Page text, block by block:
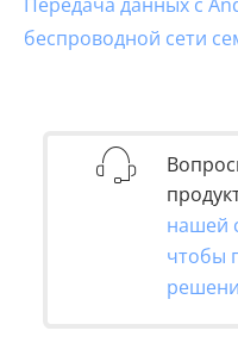
беспроводной сети
нашей
чтобы